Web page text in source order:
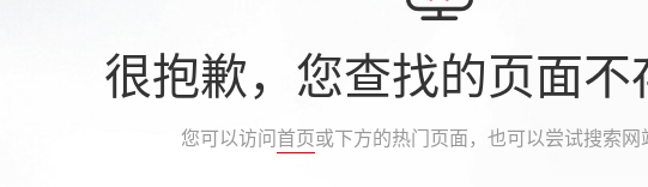
很抱歉，您查找的页面不
您可以访问 首页或下方的热门页面，也可以尝试搜索网